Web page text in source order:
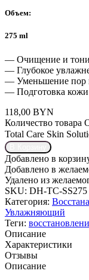
Объем:
275 ml
— Очищение и
— Глубокое
— Уменьшение пор
— Подготовка кожи
118,00 BYN
Количество
Total Care Skin
Добавлено в
Добавлено в
Удалено из
SKU: DH-TC-SS275
Категория:
Увлажняющий
Теги:
Описание
Характеристики
Отзывы
Описание